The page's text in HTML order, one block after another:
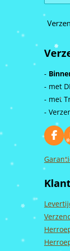
-
- met
- met
-
F
a
c
o
k